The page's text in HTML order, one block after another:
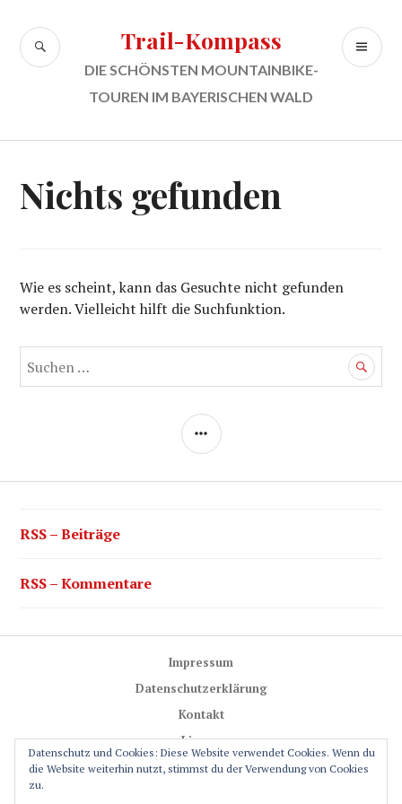
Inhalt
springen
Trail-Kompass
DIE SCHÖNSTEN MOUNTAINBIKE-
TOUREN IM BAYERISCHEN WALD
SUCHE
Nichts gefunden
Wie es scheint, kann das Gesuchte nicht gefunden
werden. Vielleicht hilft die Suchfunktion.
nach:
SEITENLEISTE
RSS – Beiträge
RSS – Kommentare
Impressum
Datenschutzerklärung
Kontakt
Lizenz
Trail-Rules
Datenschutz und Cookies: Diese Website verwendet Cookies. Wenn du
die Website weiterhin nutzt, stimmst du der Verwendung von Cookies
zu.